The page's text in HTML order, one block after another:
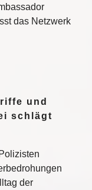
das Netzwerk
und
schlägt
der